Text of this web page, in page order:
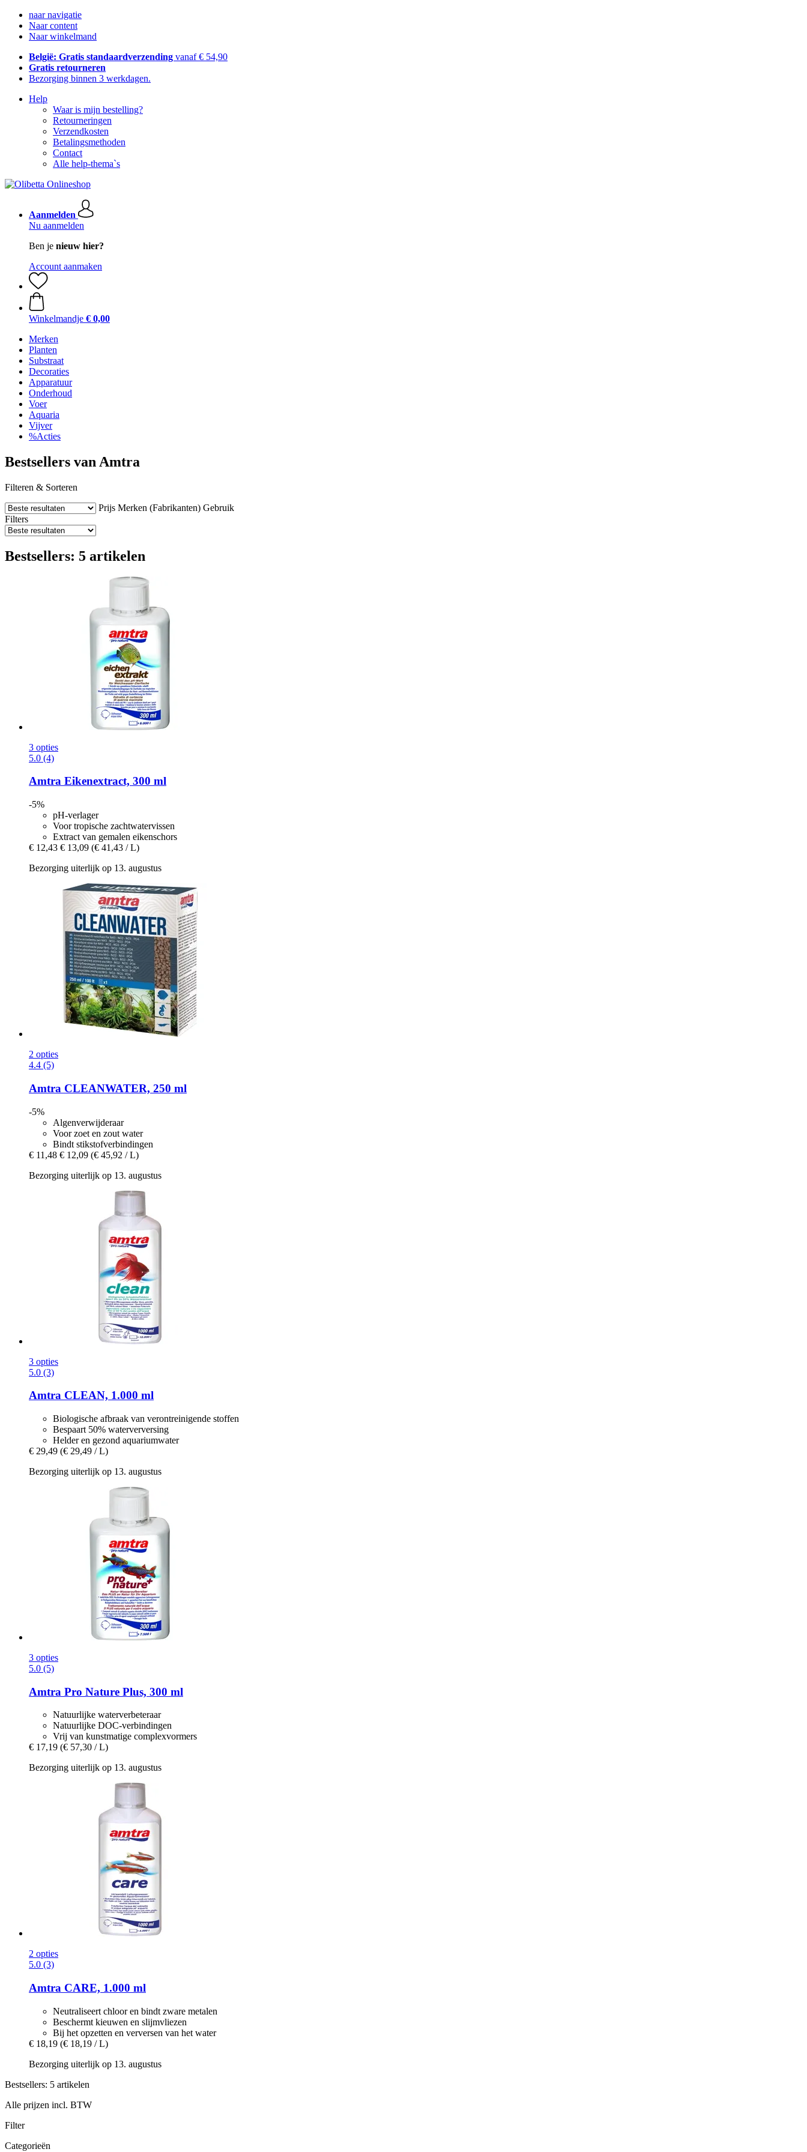
naar navigatie
Naar content
Naar winkelmand
België: Gratis standaardverzending vanaf € 54,90
Gratis retourneren
Bezorging binnen 3 werkdagen.
Help
Waar is mijn bestelling?
Retourneringen
Verzendkosten
Betalingsmethoden
Contact
Alle help-thema`s
Aanmelden
Nu aanmelden
Ben je nieuw hier?
Account aanmaken
Winkelmandje € 0,00
Merken
Planten
Substraat
Decoraties
Apparatuur
Onderhoud
Voer
Aquaria
Vijver
%Acties
Bestsellers van Amtra
Filteren & Sorteren
Prijs Merken (Fabrikanten) Gebruik
Filters
Bestsellers: 5 artikelen
3 opties
5.0 (4)
Amtra Eikenextract, 300 ml
-5%
pH-verlager
Voor tropische zachtwatervissen
Extract van gemalen eikenschors
€ 12,43 € 13,09 (€ 41,43 / L)
Bezorging uiterlijk op 13. augustus
2 opties
4.4 (5)
Amtra CLEANWATER, 250 ml
-5%
Algenverwijderaar
Voor zoet en zout water
Bindt stikstofverbindingen
€ 11,48 € 12,09 (€ 45,92 / L)
Bezorging uiterlijk op 13. augustus
3 opties
5.0 (3)
Amtra CLEAN, 1.000 ml
Biologische afbraak van verontreinigende stoffen
Bespaart 50% waterverversing
Helder en gezond aquariumwater
€ 29,49 (€ 29,49 / L)
Bezorging uiterlijk op 13. augustus
3 opties
5.0 (5)
Amtra Pro Nature Plus, 300 ml
Natuurlijke waterverbeteraar
Natuurlijke DOC-verbindingen
Vrij van kunstmatige complexvormers
€ 17,19 (€ 57,30 / L)
Bezorging uiterlijk op 13. augustus
2 opties
5.0 (3)
Amtra CARE, 1.000 ml
Neutraliseert chloor en bindt zware metalen
Beschermt kieuwen en slijmvliezen
Bij het opzetten en verversen van het water
€ 18,19 (€ 18,19 / L)
Bezorging uiterlijk op 13. augustus
Bestsellers: 5 artikelen
Alle prijzen incl. BTW
Filter
Categorieën